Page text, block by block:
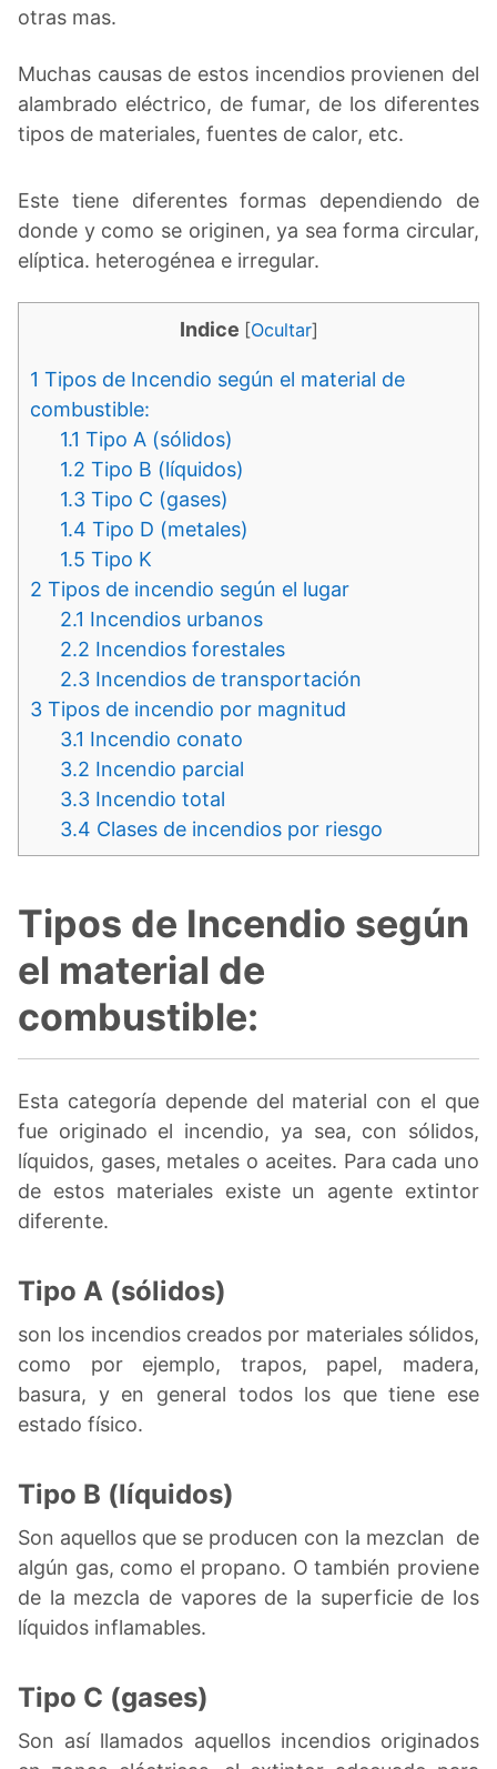
otras mas.
Muchas causas de estos incendios provienen del
alambrado eléctrico, de fumar, de los diferentes
tipos de materiales, fuentes de calor, etc.
Este tiene diferentes formas dependiendo de
donde y como se originen, ya sea forma circular,
elíptica. heterogénea e irregular.
Indice [Ocultar]
1 Tipos de Incendio según el material de
combustible:
1.1 Tipo A (sólidos)
1.2 Tipo B (líquidos)
1.3 Tipo C (gases)
1.4 Tipo D (metales)
1.5 Tipo K
2 Tipos de incendio según el lugar
2.1 Incendios urbanos
2.2 Incendios forestales
2.3 Incendios de transportación
3 Tipos de incendio por magnitud
3.1 Incendio conato
3.2 Incendio parcial
3.3 Incendio total
3.4 Clases de incendios por riesgo
Tipos de Incendio según
el material de
combustible:
Esta categoría depende del material con el que
fue originado el incendio, ya sea, con sólidos,
líquidos, gases, metales o aceites. Para cada uno
de estos materiales existe un agente extintor
diferente.
Tipo A (sólidos)
son los incendios creados por materiales sólidos,
como por ejemplo, trapos, papel, madera,
basura, y en general todos los que tiene ese
estado físico.
Tipo B (líquidos)
Son aquellos que se producen con la mezclan de
algún gas, como el propano. O también proviene
de la mezcla de vapores de la superficie de los
líquidos inflamables.
Tipo C (gases)
Son así llamados aquellos incendios originados